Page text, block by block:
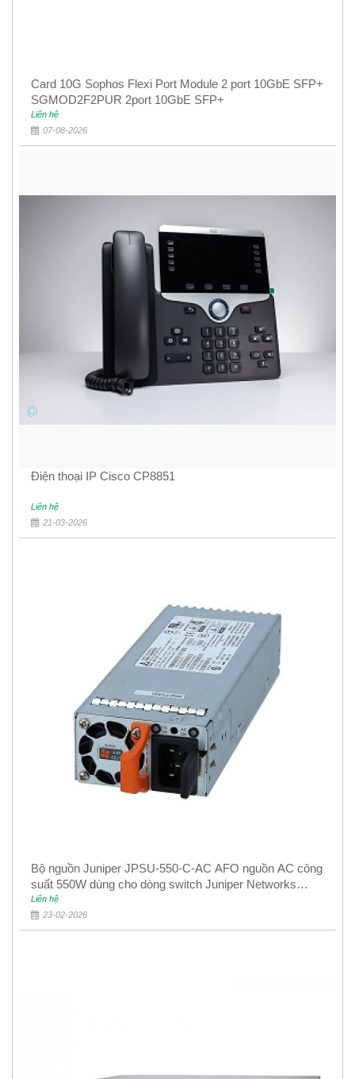
Card 10G Sophos Flexi Port Module 2 port 10GbE SFP+
SGMOD2F2PUR 2port 10GbE SFP+
Liên hệ
07-08-2026
Điện thoại IP Cisco CP8851
Liên hệ
21-03-2026
Bộ nguồn Juniper JPSU-550-C-AC AFO nguồn AC công
suất 550W dùng cho dòng switch Juniper Networks
EX4400
Liên hệ
23-02-2026